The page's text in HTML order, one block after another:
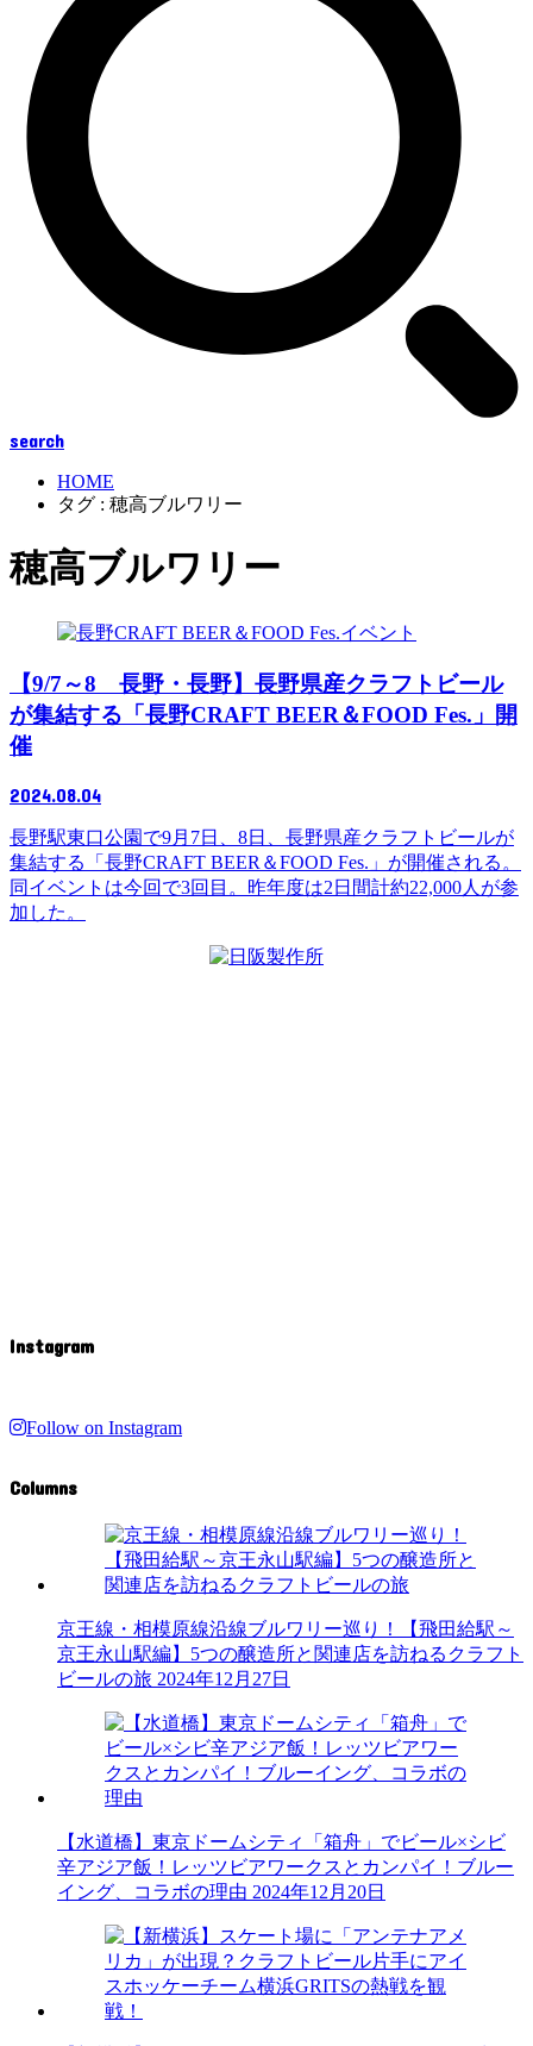
search
HOME
タグ : 穂高ブルワリー
穂高ブルワリー
イベント
【9/7～8 長野・長野】長野県産クラフトビール
が集結する「長野CRAFT BEER＆FOOD Fes.」開
催
2024.08.04
長野駅東口公園で9月7日、8日、長野県産クラフトビールが
集結する「長野CRAFT BEER＆FOOD Fes.」が開催される。
同イベントは今回で3回目。昨年度は2日間計約22,000人が参
加した。
Instagram
Follow on Instagram
Columns
京王線・相模原線沿線ブルワリー巡り！【飛田給駅～
京王永山駅編】5つの醸造所と関連店を訪ねるクラフト
ビールの旅 2024年12月27日
【水道橋】東京ドームシティ「箱舟」でビール×シビ
辛アジア飯！レッツビアワークスとカンパイ！ブルー
イング、コラボの理由 2024年12月20日